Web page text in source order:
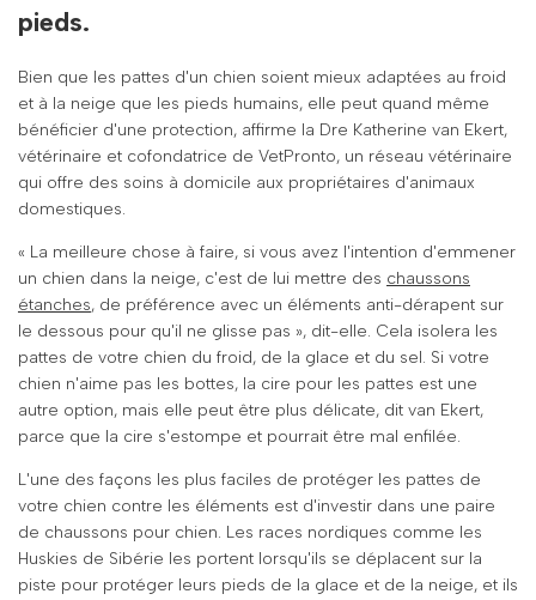
pieds.
Bien que les pattes d'un chien soient mieux adaptées au froid
et à la neige que les pieds humains, elle peut quand même
bénéficier d'une protection, affirme la Dre Katherine van Ekert,
vétérinaire et cofondatrice de VetPronto, un réseau vétérinaire
qui offre des soins à domicile aux propriétaires d'animaux
domestiques.
« La meilleure chose à faire, si vous avez l'intention d'emmener
un chien dans la neige, c'est de lui mettre des chaussons
étanches, de préférence avec un éléments anti-dérapent sur
le dessous pour qu'il ne glisse pas », dit-elle. Cela isolera les
pattes de votre chien du froid, de la glace et du sel. Si votre
chien n'aime pas les bottes, la cire pour les pattes est une
autre option, mais elle peut être plus délicate, dit van Ekert,
parce que la cire s'estompe et pourrait être mal enfilée.
L'une des façons les plus faciles de protéger les pattes de
votre chien contre les éléments est d'investir dans une paire
de chaussons pour chien. Les races nordiques comme les
Huskies de Sibérie les portent lorsqu'ils se déplacent sur la
piste pour protéger leurs pieds de la glace et de la neige, et ils